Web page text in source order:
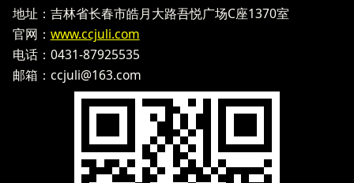
地址 ： 吉林省长春市皓月大路吾悦广场C座1370室
官网： www.ccjuli.com
电话：0431-87925535
邮箱：ccjuli@163.com